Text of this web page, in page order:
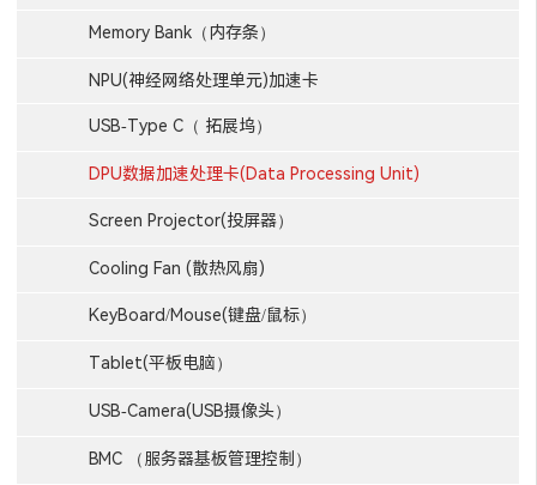
Memory Bank（内存条）
NPU(神经网络处理单元)加速卡
USB-Type C（ 拓展坞）
DPU数据加速处理卡(Data Processing Unit)
Screen Projector(投屏器）
Cooling Fan (散热风扇)
KeyBoard/Mouse(键盘/鼠标）
Tablet(平板电脑）
USB-Camera(USB摄像头）
BMC （服务器基板管理控制）